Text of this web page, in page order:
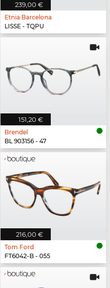
239,00 €
Etnia Barcelona
LISSE - TQPU
151,20 €
Brendel
BL 903156 - 47
216,00 €
Tom Ford
FT6042-B - 055